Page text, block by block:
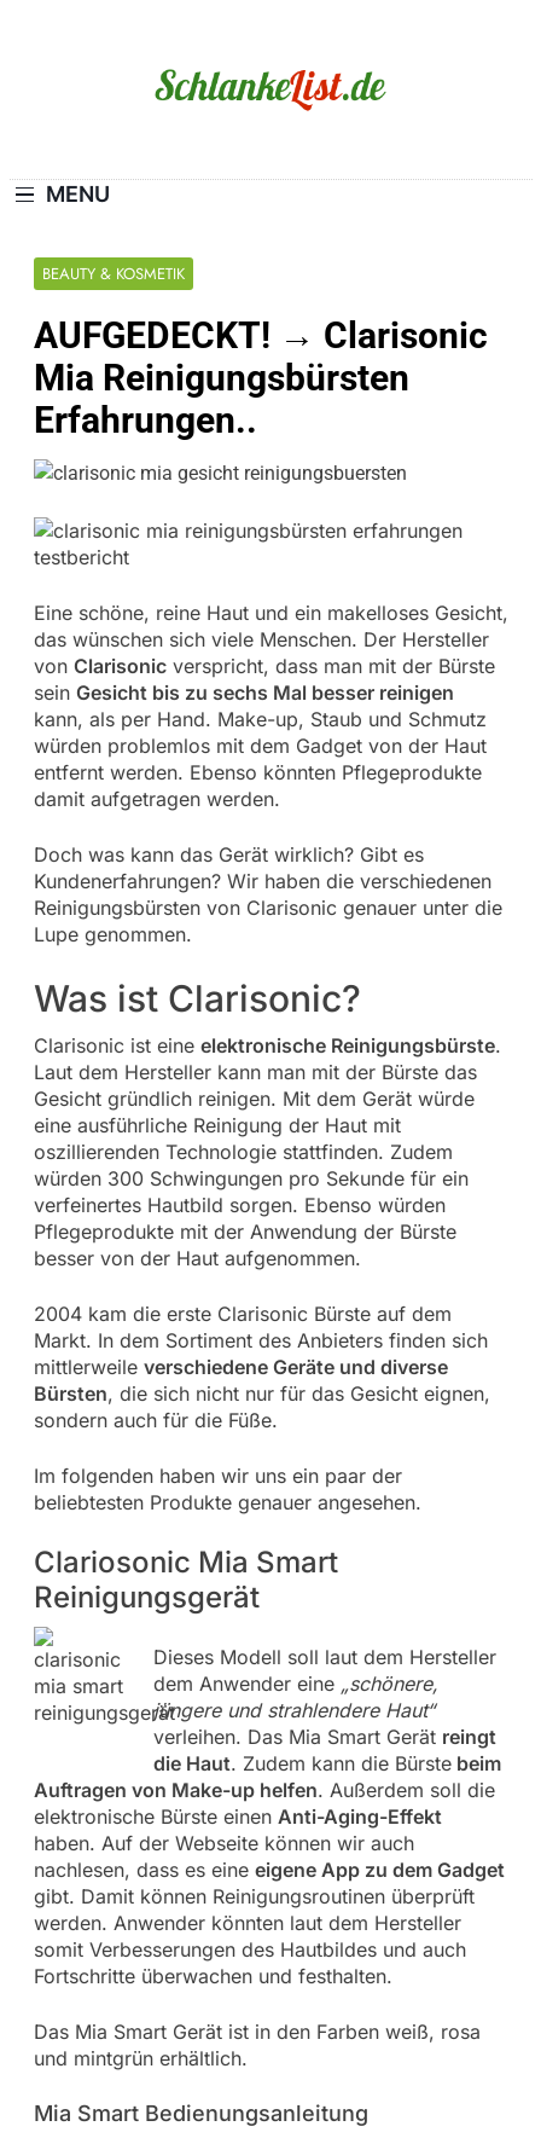
MENU
BEAUTY & KOSMETIK
AUFGEDECKT! → Clarisonic
Mia Reinigungsbürsten
Erfahrungen..
Eine schöne, reine Haut und ein makelloses Gesicht,
das wünschen sich viele Menschen. Der Hersteller
von Clarisonicverspricht, dass man mit der Bürste
sein Gesicht bis zu sechs Mal besser reinigen
kann, als per Hand. Make-up, Staub und Schmutz
würden problemlos mit dem Gadget von der Haut
entfernt werden. Ebenso könnten Pflegeprodukte
damit aufgetragen werden.
Doch was kann das Gerät wirklich? Gibt es
Kundenerfahrungen? Wir haben die verschiedenen
Reinigungsbürsten von Clarisonic genauer unter die
Lupe genommen.
Was ist Clarisonic?
Clarisonic ist eine elektronische Reinigungsbürste.
Laut dem Hersteller kann man mit der Bürste das
Gesicht gründlich reinigen. Mit dem Gerät würde
eine ausführliche Reinigung der Haut mit
oszillierenden Technologie stattfinden. Zudem
würden 300 Schwingungen pro Sekunde für ein
verfeinertes Hautbild sorgen. Ebenso würden
Pflegeprodukte mit der Anwendung der Bürste
besser von der Haut aufgenommen.
2004 kam die erste Clarisonic Bürste auf dem
Markt. In dem Sortiment des Anbieters finden sich
mittlerweile verschiedene Geräte und diverse
Bürsten, die sich nicht nur für das Gesicht eignen,
sondern auch für die Füße.
Im folgenden haben wir uns ein paar der
beliebtesten Produkte genauer angesehen.
Clariosonic Mia Smart
Reinigungsgerät
Dieses Modell soll laut dem Hersteller
dem Anwender eine „schönere,
jüngere und strahlendere Haut“
verleihen. Das Mia Smart Gerät reingt
die Haut. Zudem kann die Bürstebeim
Auftragen von Make-up helfen. Außerdem soll die
elektronische Bürste einen Anti-Aging-Effekt
haben. Auf der Webseite können wir auch
nachlesen, dass es eine eigene App zu dem Gadget
gibt. Damit können Reinigungsroutinen überprüft
werden. Anwender könnten laut dem Hersteller
somit Verbesserungen des Hautbildes und auch
Fortschritte überwachen und festhalten.
Das Mia Smart Gerät ist in den Farben weiß, rosa
und mintgrün erhältlich.
Mia Smart Bedienungsanleitung